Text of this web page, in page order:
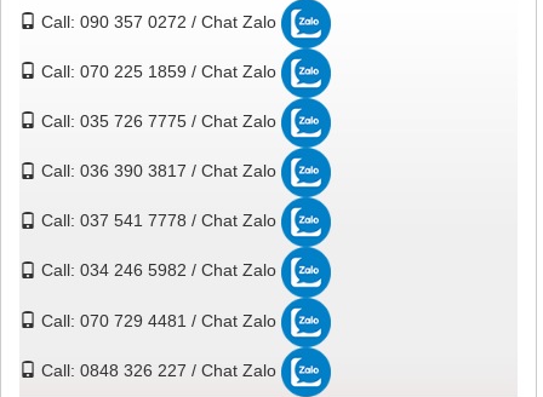
Call: 090 357 0272 / Chat Zalo
Call: 070 225 1859 / Chat Zalo
Call: 035 726 7775 / Chat Zalo
Call: 036 390 3817 / Chat Zalo
Call: 037 541 7778 / Chat Zalo
Call: 034 246 5982 / Chat Zalo
Call: 070 729 4481 / Chat Zalo
Call: 0848 326 227 / Chat Zalo